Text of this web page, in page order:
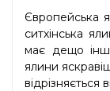
Європейська
ситхінська
має дещо
ялини
відрізняється